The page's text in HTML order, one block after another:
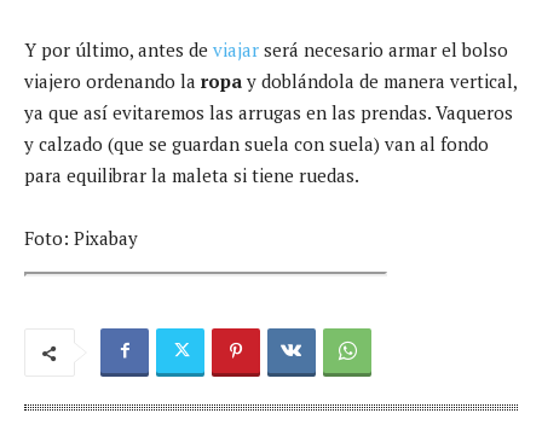
Y por último, antes de viajar será necesario armar el bolso
viajero ordenando la ropa y doblándola de manera vertical,
ya que así evitaremos las arrugas en las prendas. Vaqueros
y calzado (que se guardan suela con suela) van al fondo
para equilibrar la maleta si tiene ruedas.
Foto: Pixabay